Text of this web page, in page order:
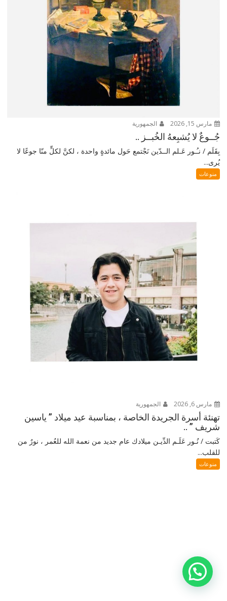
مارس 15, 2026 الجمهورية
جُــوعٌ لا يُشبِعهُ الخُبــز ..
بِقَلَم / نـُـور عَـلم الــدّين نَجْتمع حَول مائدةٍ واحدة ، لكنَّ لكلٍّ منّا جوعًا لا
يُرى...
منوعات
مارس 6, 2026 الجمهورية
تهنئة أسرة الجريدة الخاصة ، بمناسبة عيد ميلاد ” ياسين
شريف ” ..
كَتبت / نُـور عَلَـم الدِّيـن ميلادك عام جديد من نعمة الله للعُمر ، نورٌ من
للقلب...
منوعات